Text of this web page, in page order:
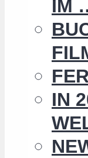
IM
IN